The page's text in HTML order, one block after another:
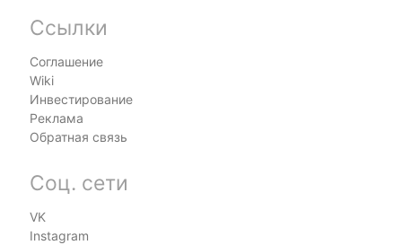
Ссылки
Соглашение
Wiki
Инвестирование
Реклама
Обратная связь
Соц. сети
VK
Instagram